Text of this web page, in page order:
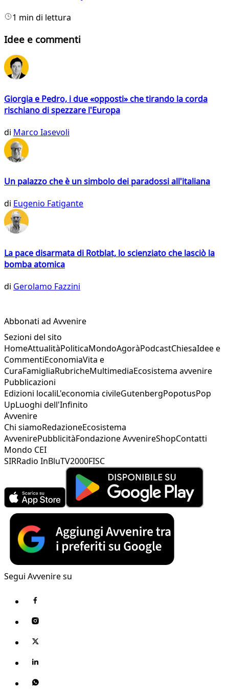
1 min di lettura
Idee e commenti
Giorgia e Pedro, i due «opposti» che tirando la corda
rischiano di spezzare l'Europa
di Marco Iasevoli
Un palazzo che è un simbolo dei paradossi all'italiana
di Eugenio Fatigante
La pace disarmata di Rotblat, lo scienziato che lasciò la
bomba atomica
di Gerolamo Fazzini
Abbonati ad Avvenire
Sezioni del sito
HomeAttualitàPoliticaMondoAgoràPodcastChiesaIdee e
CommentiEconomiaVita e
CuraFamigliaRubricheMultimediaEcosistema avvenire
Pubblicazioni
Edizioni localiL'economia civileGutenbergPopotusPop
UpLuoghi dell'Infinito
Avvenire
Chi siamoRedazioneEcosistema
AvvenirePubblicitàFondazione AvvenireShopContatti
Mondo CEI
SIRRadio InBluTV2000FISC
Segui Avvenire su